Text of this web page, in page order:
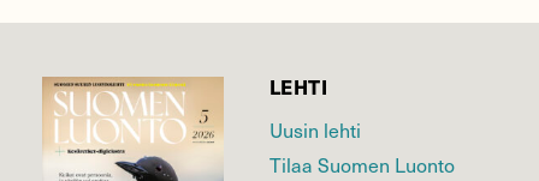
LEHTI
Uusin lehti
Tilaa Suomen Luonto